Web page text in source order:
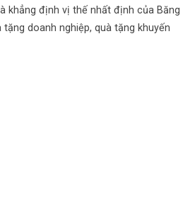
khẳng định vị thế nhất định của Băng
doanh nghiệp, quà tặng khuyến